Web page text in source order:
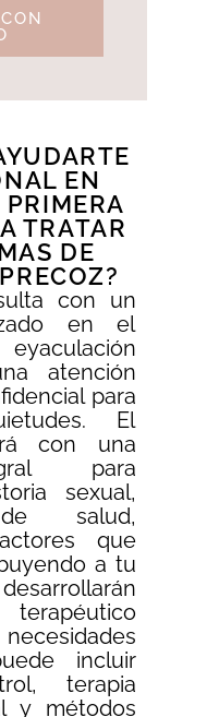
EN
TRATAR
DE
con un
en el
atención
para
El
con una
para
sexual,
salud,
que
a tu
incluir
terapia
y métodos